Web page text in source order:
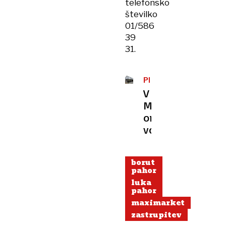
telefonsko
številko
01/586
39
31.
PITNA
VODA
V
Maxiju
onesnažena
voda
borut
pahor
luka
pahor
maximarket
zastrupitev